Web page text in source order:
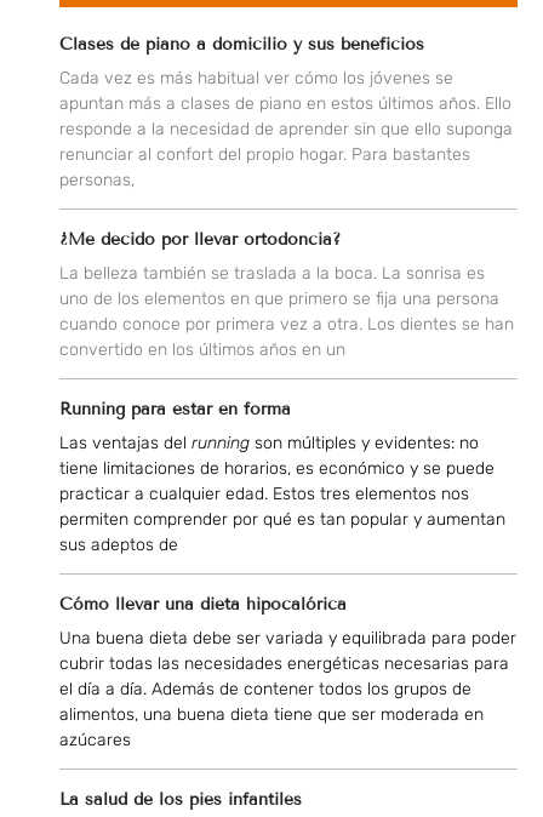
Clases de piano a domicilio y sus beneficios
Cada vez es más habitual ver cómo los jóvenes se
apuntan más a clases de piano en estos últimos años. Ello
responde a la necesidad de aprender sin que ello suponga
renunciar al confort del propio hogar. Para bastantes
personas,
¿Me decido por llevar ortodoncia?
La belleza también se traslada a la boca. La sonrisa es
uno de los elementos en que primero se fija una persona
cuando conoce por primera vez a otra. Los dientes se han
convertido en los últimos años en un
Running para estar en forma
Las ventajas delrunning son múltiples y evidentes: no
tiene limitaciones de horarios, es económico y se puede
practicar a cualquier edad. Estos tres elementos nos
permiten comprender por qué es tan popular y aumentan
sus adeptos de
Cómo llevar una dieta hipocalórica
Una buena dieta debe ser variada y equilibrada para poder
cubrir todas las necesidades energéticas necesarias para
el día a día. Además de contener todos los grupos de
alimentos, una buena dieta tiene que ser moderada en
azúcares
La salud de los pies infantiles